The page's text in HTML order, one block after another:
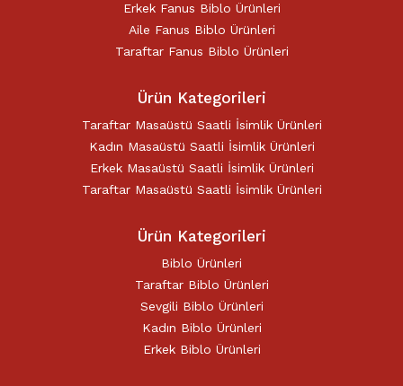
Erkek Fanus Biblo Ürünleri
Aile Fanus Biblo Ürünleri
Taraftar Fanus Biblo Ürünleri
Ürün Kategorileri
Taraftar Masaüstü Saatli İsimlik Ürünleri
Kadın Masaüstü Saatli İsimlik Ürünleri
Erkek Masaüstü Saatli İsimlik Ürünleri
Taraftar Masaüstü Saatli İsimlik Ürünleri
Ürün Kategorileri
Biblo Ürünleri
Taraftar Biblo Ürünleri
Sevgili Biblo Ürünleri
Kadın Biblo Ürünleri
Erkek Biblo Ürünleri